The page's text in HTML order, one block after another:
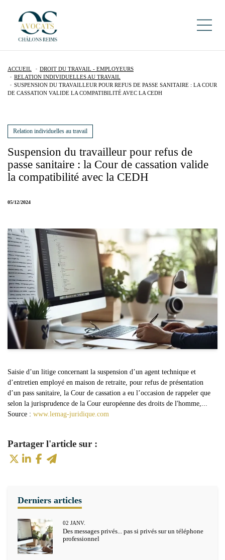
ACCUEIL
DROIT DU TRAVAIL - EMPLOYEURS
RELATION INDIVIDUELLES AU TRAVAIL
SUSPENSION DU TRAVAILLEUR POUR REFUS DE PASSE SANITAIRE : LA COUR
DE CASSATION VALIDE LA COMPATIBILITÉ AVEC LA CEDH
Suspension du travailleur pour refus de
passe sanitaire : la Cour de cassation valide
la compatibilité avec la CEDH
05/12/2024
Relation individuelles au travail
Source : www.lemag-juridique.com
Saisie d’un litige concernant la suspension d’un agent technique et
d’entretien employé en maison de retraite, pour refus de présentation
d’un pass sanitaire, la Cour de cassation a eu l’occasion de rappeler que
selon la jurisprudence de la Cour européenne des droits de l'homme,...
Des messages privés... pas si privés sur un téléphone
professionnel
02 JANV.